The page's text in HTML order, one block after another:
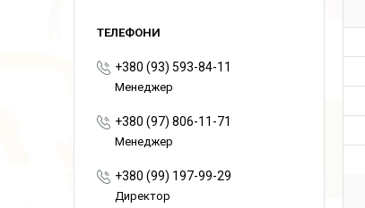
+380 (93) 593-84-11
Менеджер
+380 (97) 806-11-71
Менеджер
+380 (99) 197-99-29
Директор